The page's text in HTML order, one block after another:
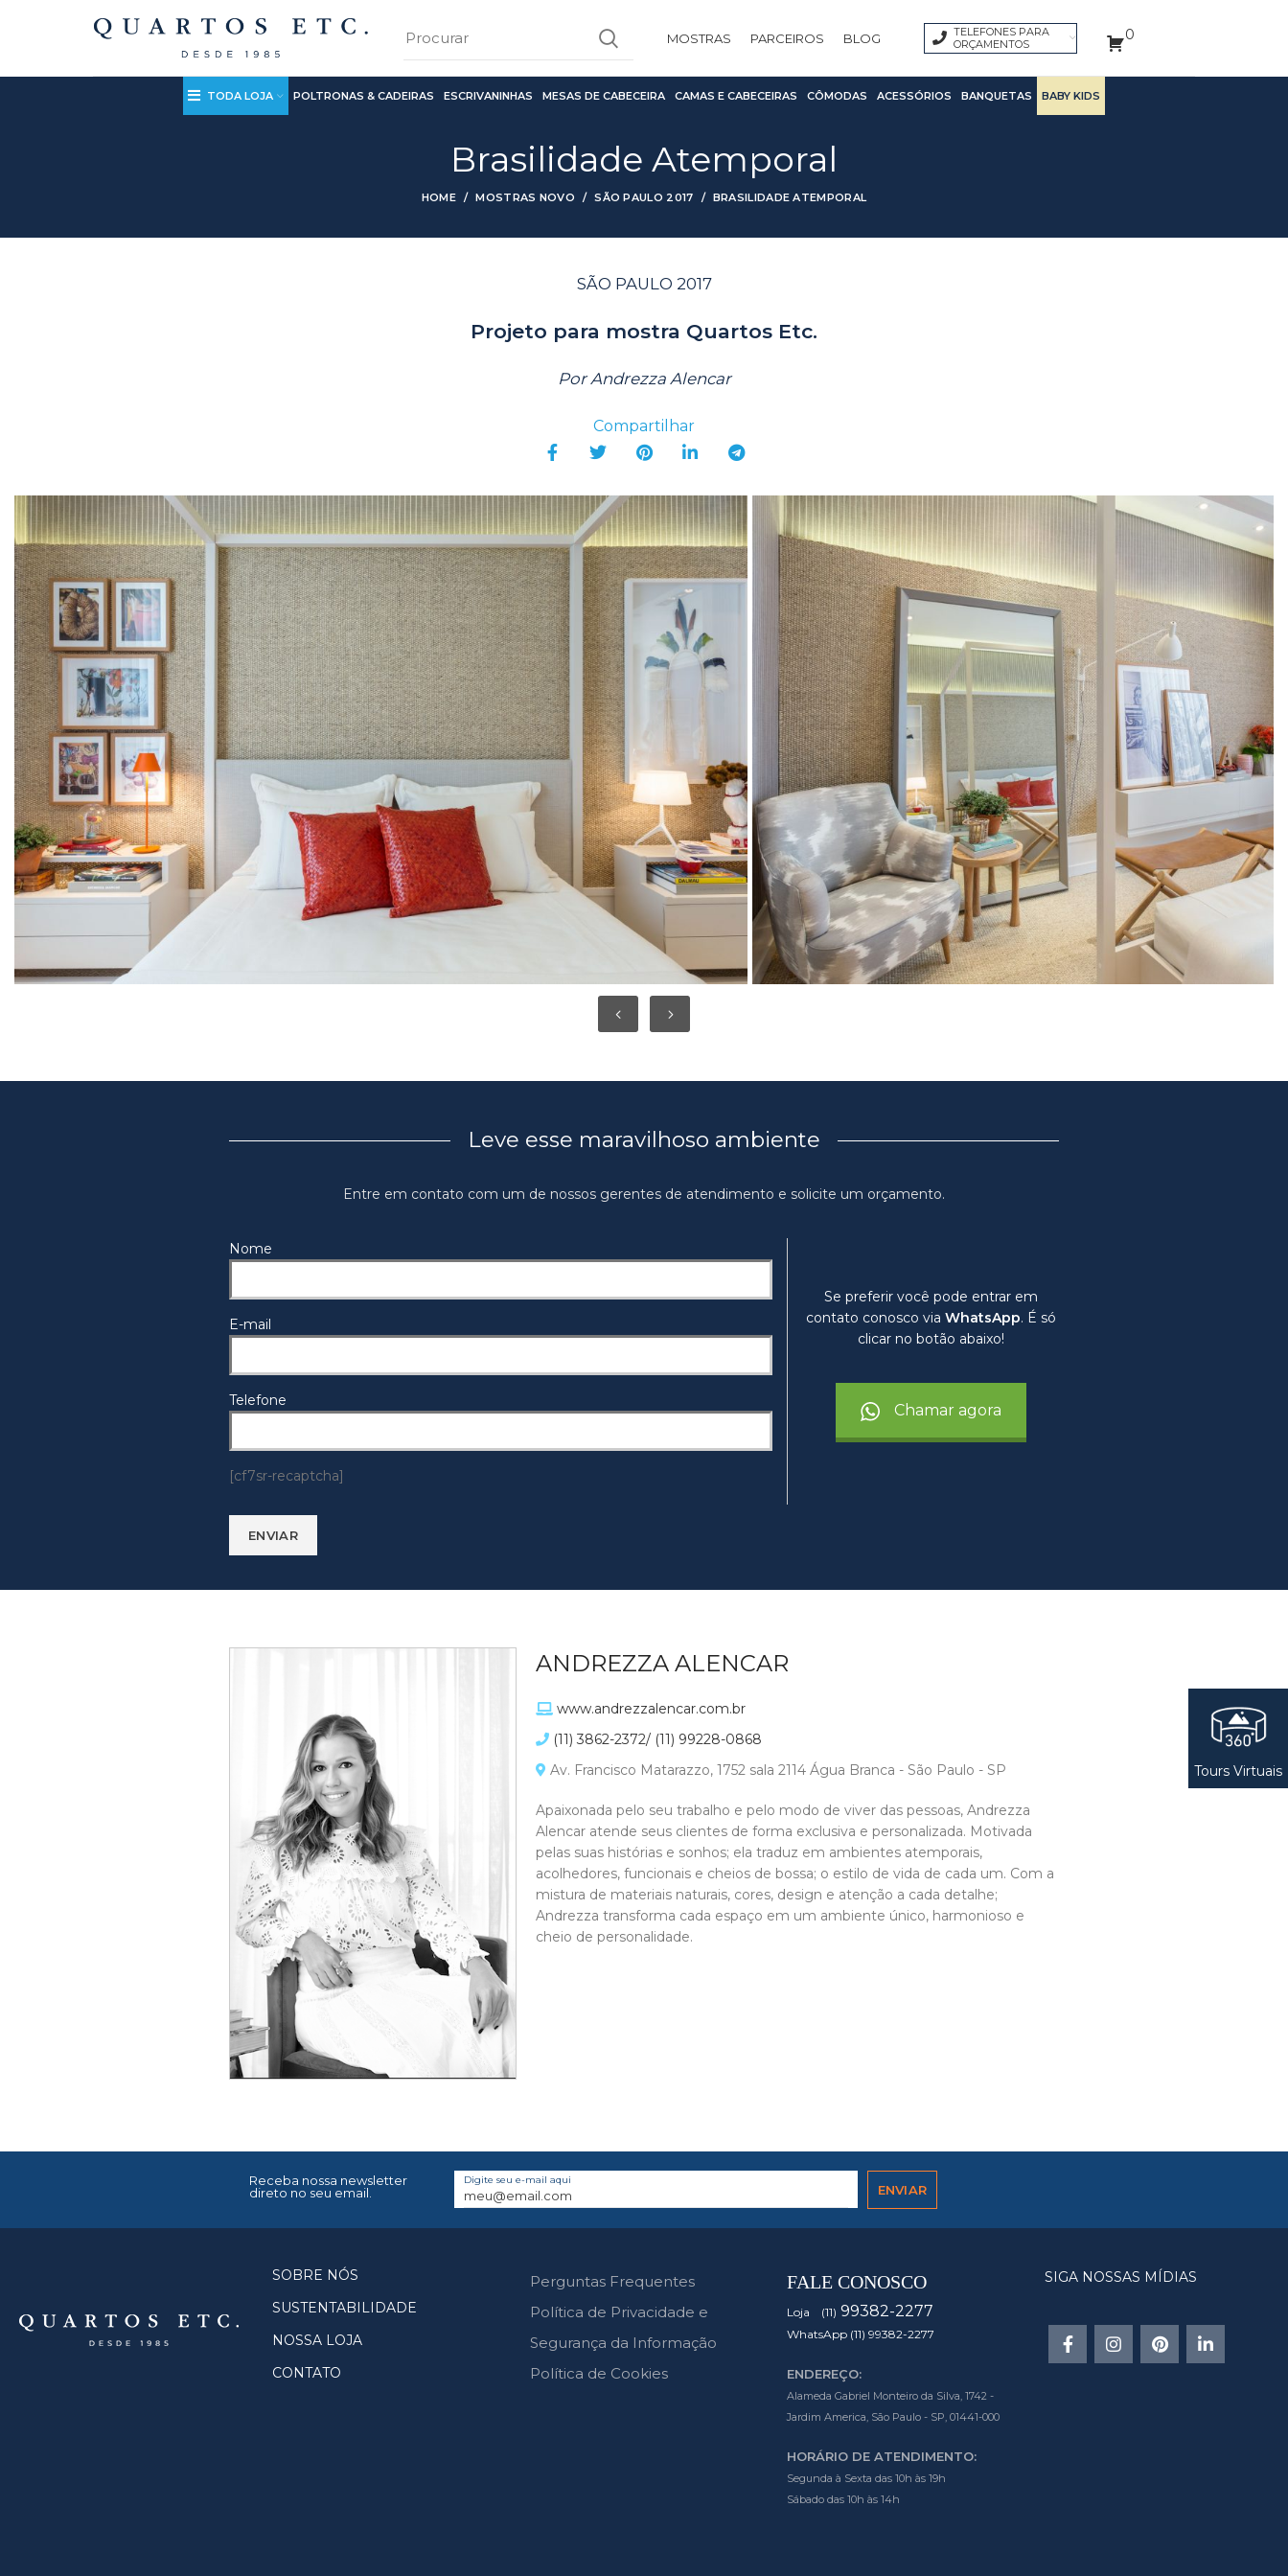
MOSTRAS PARCEIROS BLOG
TELEFONES PARA
ORÇAMENTOS
0
TODA LOJA POLTRONAS & CADEIRAS ESCRIVANINHAS MESAS DE CABECEIRA CAMAS E CABECEIRAS CÔMODAS ACESSÓRIOS BANQUETAS BABY KIDS
Brasilidade Atemporal
HOME MOSTRAS NOVO SÃO PAULO 2017 BRASILIDADE ATEMPORAL
SÃO PAULO 2017
Projeto para mostra Quartos Etc.
Por Andrezza Alencar
Leve esse maravilhoso ambiente
Entre em contato com um de nossos gerentes de atendimento e solicite um orçamento.
Nome
E-mail
Telefone
[cf7sr-recaptcha]
Se preferir você pode entrar em
contato conosco via WhatsApp. É só
clicar no botão abaixo!
Chamar agora
ANDREZZA ALENCAR
www.andrezzalencar.com.br
(11) 3862-2372/ (11) 99228-0868
Av. Francisco Matarazzo, 1752 sala 2114 Água Branca - São Paulo - SP
Apaixonada pelo seu trabalho e pelo modo de viver das pessoas, Andrezza
Alencar atende seus clientes de forma exclusiva e personalizada. Motivada
pelas suas histórias e sonhos; ela traduz em ambientes atemporais,
acolhedores, funcionais e cheios de bossa; o estilo de vida de cada um. Com a
mistura de materiais naturais, cores, design e atenção a cada detalhe;
Andrezza transforma cada espaço em um ambiente único, harmonioso e
cheio de personalidade.
Receba nossa newsletter
direto no seu email.
Digite seu e-mail aqui
SOBRE NÓS
SUSTENTABILIDADE
NOSSA LOJA
CONTATO
Perguntas Frequentes
Política de Privacidade e
Segurança da Informação
Política de Cookies
FALE CONOSCO
Loja (11) 99382-2277
WhatsApp (11) 99382-2277
ENDEREÇO:
Alameda Gabriel Monteiro da Silva, 1742 -
Jardim America, São Paulo - SP, 01441-000
HORÁRIO DE ATENDIMENTO:
Segunda à Sexta das 10h às 19h
Sábado das 10h às 14h
SIGA NOSSAS MÍDIAS
Tours Virtuais